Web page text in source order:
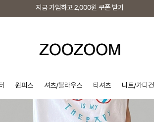
지금 가입하고 2,000원 쿠폰 받기
원피스 셔츠/블라우스 티셔츠 니트/가디건